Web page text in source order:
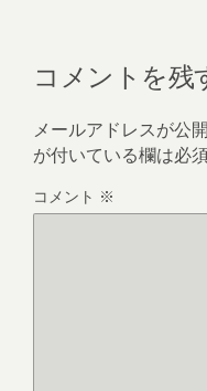
コメントを残
メールアドレスが公
が付いている欄は必
コメント ※